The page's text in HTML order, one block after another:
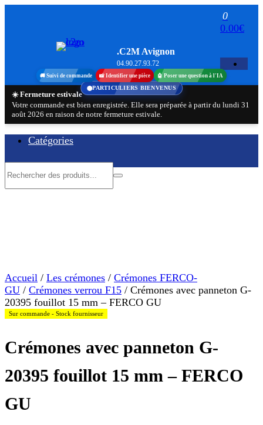
.C2M Avignon
04.90.27.93.72
0
0.00€
🚚 Suivi de commande 📸 Identifier une pièce 🤖 Poser une question à l'IA
☀️ Fermeture estivale
Votre commande est bien enregistrée. Elle sera préparée à partir du lundi 31
août 2026 en raison de notre fermeture estivale.
Catégories
Accueil / Les crémones / Crémones FERCO-
GU / Crémones verrou F15 / Crémones avec panneton G-
20395 fouillot 15 mm – FERCO GU
Sur commande - Stock fournisseur
Crémones avec panneton G-
20395 fouillot 15 mm – FERCO
GU
PARTICULIERS BIENVENUS